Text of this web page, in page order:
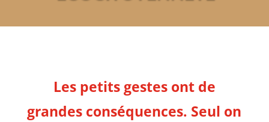
Les petits gestes ont de
grandes conséquences. Seul on